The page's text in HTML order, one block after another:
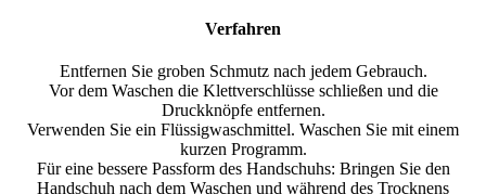
Verfahren
Entfernen Sie groben Schmutz nach jedem Gebrauch.
Vor dem Waschen die Klettverschlüsse schließen und die
Druckknöpfe entfernen.
Verwenden Sie ein Flüssigwaschmittel. Waschen Sie mit einem
kurzen Programm.
Für eine bessere Passform des Handschuhs: Bringen Sie den
Handschuh nach dem Waschen und während des Trocknens